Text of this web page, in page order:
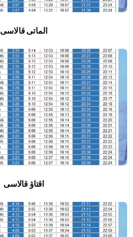
الماتى قالاسى
اقتاۋ قالاسى